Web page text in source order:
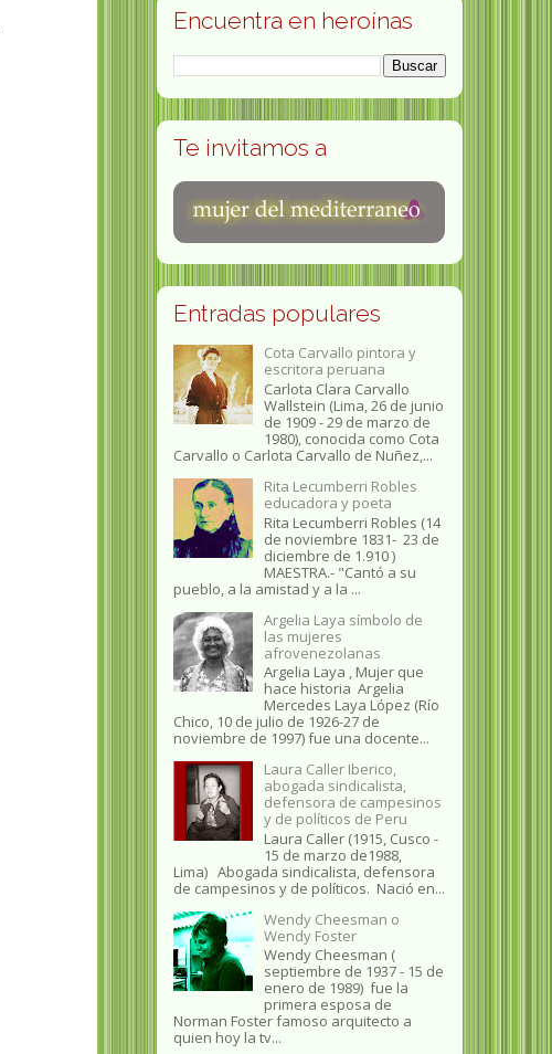
Encuentra en heroínas
Te invitamos a
Entradas populares
Cota Carvallo pintora y
escritora peruana
Carlota Clara Carvallo
Wallstein (Lima, 26 de junio
de 1909 - 29 de marzo de
1980), conocida como Cota
Carvallo o Carlota Carvallo de Nuñez,...
Rita Lecumberri Robles
educadora y poeta
Rita Lecumberri Robles (14
de noviembre 1831- 23 de
diciembre de 1.910 )
MAESTRA.- "Cantó a su
pueblo, a la amistad y a la ...
Argelia Laya símbolo de
las mujeres
afrovenezolanas
Argelia Laya , Mujer que
hace historia Argelia
Mercedes Laya López (Río
Chico, 10 de julio de 1926-27 de
noviembre de 1997) fue una docente...
Laura Caller Iberico,
abogada sindicalista,
defensora de campesinos
y de políticos de Peru
Laura Caller (1915, Cusco -
15 de marzo de1988,
Lima) Abogada sindicalista, defensora
de campesinos y de políticos. Nació en...
Wendy Cheesman o
Wendy Foster
Wendy Cheesman (
septiembre de 1937 - 15 de
enero de 1989) fue la
primera esposa de
Norman Foster famoso arquitecto a
quien hoy la tv...